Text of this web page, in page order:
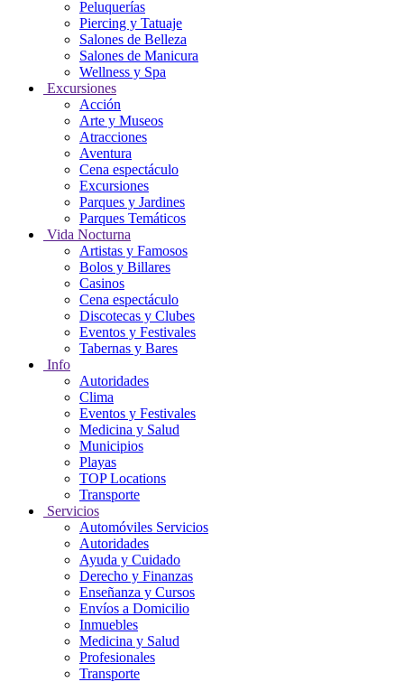
Peluquerías
Piercing y Tatuaje
Salones de Belleza
Salones de Manicura
Wellness y Spa
Excursiones
Acción
Arte y Museos
Atracciones
Aventura
Cena espectáculo
Excursiones
Parques y Jardines
Parques Temáticos
Vida Nocturna
Artistas y Famosos
Bolos y Billares
Casinos
Cena espectáculo
Discotecas y Clubes
Eventos y Festivales
Tabernas y Bares
Info
Autoridades
Clima
Eventos y Festivales
Medicina y Salud
Municipios
Playas
TOP Locations
Transporte
Servicios
Automóviles Servicios
Autoridades
Ayuda y Cuidado
Derecho y Finanzas
Enseñanza y Cursos
Envíos a Domicilio
Inmuebles
Medicina y Salud
Profesionales
Transporte